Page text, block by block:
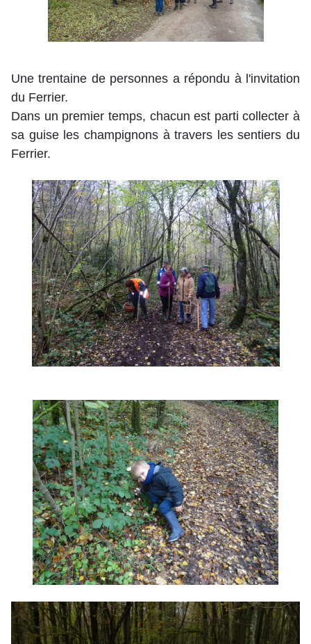
Une trentaine de personnes a répondu à l'invitation
du Ferrier.
Dans un premier temps, chacun est parti collecter à
sa guise les champignons à travers les sentiers du
Ferrier.